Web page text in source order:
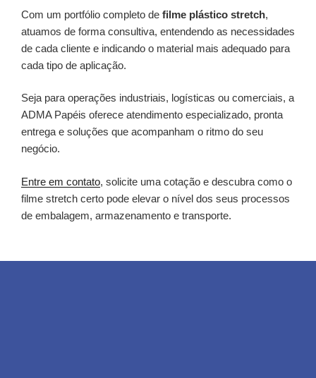
Com um portfólio completo de filme plástico stretch,
atuamos de forma consultiva, entendendo as necessidades
de cada cliente e indicando o material mais adequado para
cada tipo de aplicação.
Seja para operações industriais, logísticas ou comerciais, a
ADMA Papéis oferece atendimento especializado, pronta
entrega e soluções que acompanham o ritmo do seu
negócio.
Entre em contato, solicite uma cotação e descubra como o
filme stretch certo pode elevar o nível dos seus processos
de embalagem, armazenamento e transporte.